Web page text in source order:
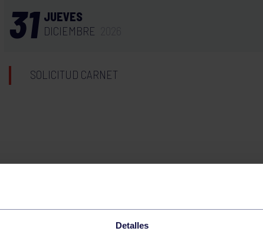
Detalles
31 JUEVES
DICIEMBRE
SOLICITUD CARNET